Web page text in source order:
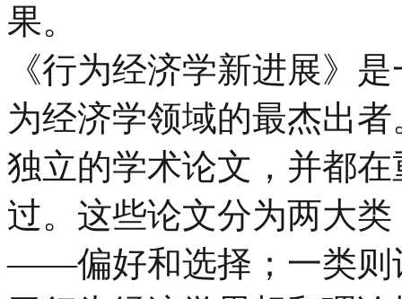
果。
《行为经济学新进展》
为经济学领域的最杰出
独立的学术论文，并都
过。这些论文分为两大
——偏好和选择；一类则